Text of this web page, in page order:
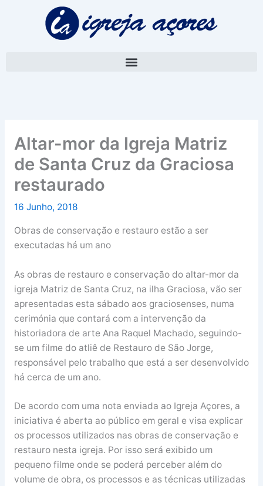
Altar-mor da Igreja Matriz
de Santa Cruz da Graciosa
restaurado
16 Junho, 2018
Obras de conservação e restauro estão a ser
executadas há um ano
As obras de restauro e conservação do altar-mor da
igreja Matriz de Santa Cruz, na ilha Graciosa, vão ser
apresentadas esta sábado aos graciosenses, numa
cerimónia que contará com a intervenção da
historiadora de arte Ana Raquel Machado, seguindo-
se um filme do atliê de Restauro de São Jorge,
responsável pelo trabalho que está a ser desenvolvido
há cerca de um ano.
De acordo com uma nota enviada ao Igreja Açores, a
iniciativa é aberta ao público em geral e visa explicar
os processos utilizados nas obras de conservação e
restauro nesta igreja. Por isso será exibido um
pequeno filme onde se poderá perceber além do
volume de obra, os processos e as técnicas utilizadas